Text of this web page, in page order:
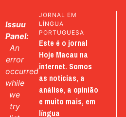
Issuu
Panel:
An
error
occurred
while
we
try
JORNAL EM
LÍNGUA
PORTUGUESA
Este é o jornal
Hoje Macau na
internet. Somos
as notícias, a
análise, a opinião
e muito mais, em
língua